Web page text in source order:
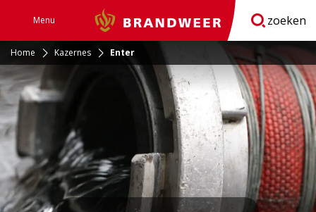
Menu Brandweer zoeken
Home Kazernes Enter